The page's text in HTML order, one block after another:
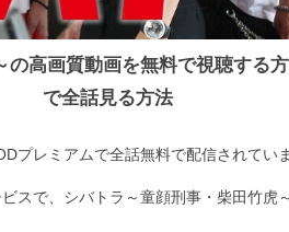
高画質動画を無料で視聴する
で全話見る方法
プレミアムで全話無料で配信されていま
スで、シバトラ～童顔刑事・柴田竹虎